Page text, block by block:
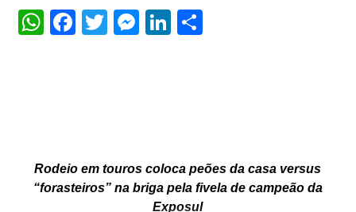
WhatsApp
Facebook
TwitterMessenger
LinkedIn
Rodeio em touros coloca peões da casa versus
“forasteiros” na briga pela fivela de campeão da
Exposul